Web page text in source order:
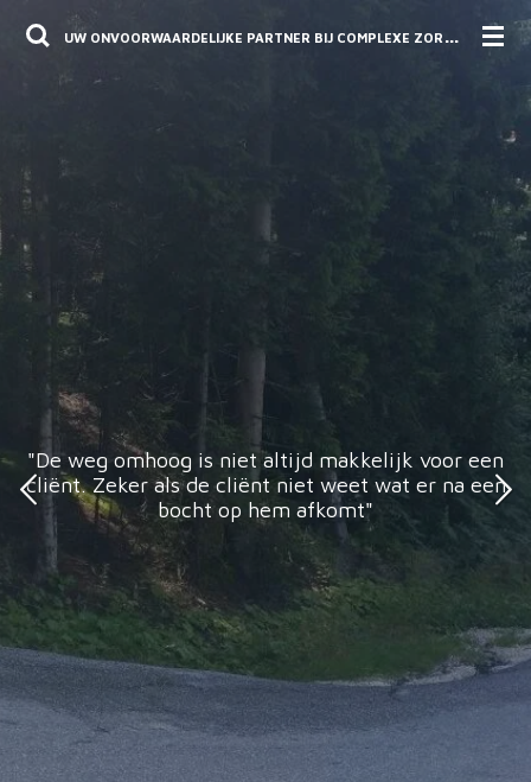
Ga
U
W ONVOORWAARDELIJKE PARTNER BIJ COMPLEXE ZORGVRAGEN.
"De weg omhoog is niet altijd makkelijk voor een
cliënt. Zeker als de cliënt niet weet wat er na een
bocht op hem afkomt"